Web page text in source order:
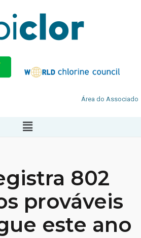
Área do Associado
802
prováveis
este ano